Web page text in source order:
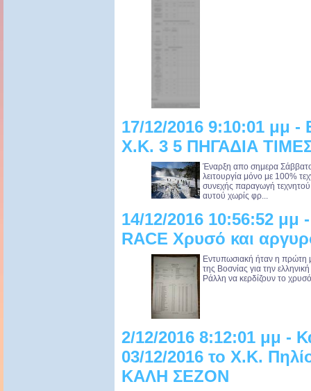
17/12/2016 9:10:01 μμ
Χ.Κ. 3 5 ΠΗΓΑΔΙΑ
Έναρξη απο σημερα
λειτουργία μόνο με 100%
συνεχής παραγωγή
αυτού χωρίς φρ...
14/12/2016 10:56:52 μμ
RACE Χρυσό και
Εντυπωσιακή ήταν η πρώτη
της Βοσνίας για την
Ράλλη να κερδίζουν το
2/12/2016 8:12:01 μμ -
03/12/2016 το Χ.Κ.
ΚΑΛΗ ΣΕΖΟΝ